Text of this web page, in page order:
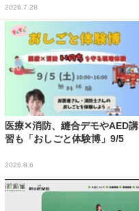
2026.7.28
医療✕消防、縫合デモやAED講
習も「おしごと体験博」9/5
2026.8.6